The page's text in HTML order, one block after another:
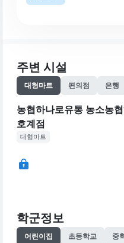
주변 시설
대형마트 편의점 은행
농협하나로유통 농소농
호계점
대형마트
학군정보
어린이집 초등학교 중